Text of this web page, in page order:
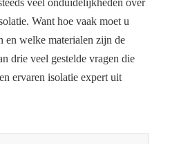
veel onduidelijkheden over
Want hoe vaak moet u
en welke materialen zijn de
drie veel gestelde vragen die
ervaren isolatie expert uit